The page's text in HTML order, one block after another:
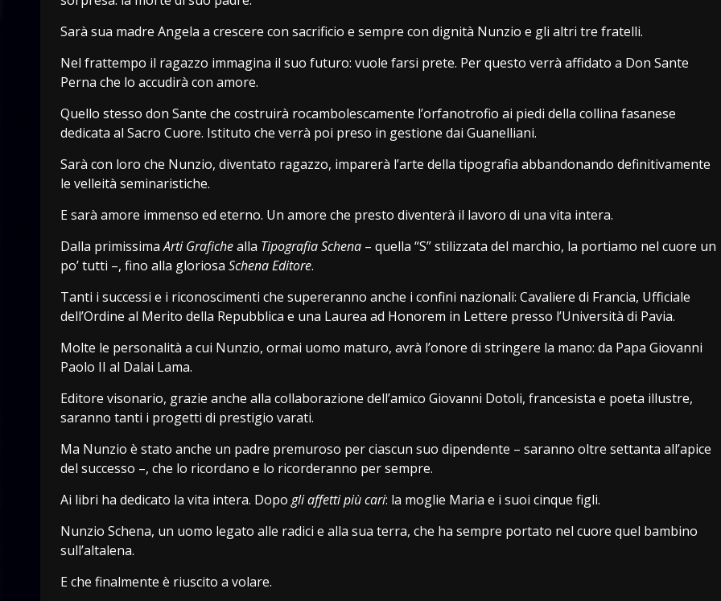
Sarà sua madre Angela a crescere con sacrificio e sempre con dignità Nunzio e gli altri tre fratelli.
Nel frattempo il ragazzo immagina il suo futuro: vuole farsi prete. Per questo verrà affidato a Don Sante
Perna che lo accudirà con amore.
Quello stesso don Sante che costruirà rocambolescamente l’orfanotrofio ai piedi della collina fasanese
dedicata al Sacro Cuore. Istituto che verrà poi preso in gestione dai Guanelliani.
Sarà con loro che Nunzio, diventato ragazzo, imparerà l’arte della tipografia abbandonando definitivamente
le velleità seminaristiche.
E sarà amore immenso ed eterno. Un amore che presto diventerà il lavoro di una vita intera.
Dalla primissimaArti Grafichealla Tipografia Schena – quella “S” stilizzata del marchio, la portiamo nel cuore un
po’ tutti –, fino alla gloriosa Schena Editore.
Tanti i successi e i riconoscimenti che supereranno anche i confini nazionali: Cavaliere di Francia, Ufficiale
dell’Ordine al Merito della Repubblica e una Laurea ad Honorem in Lettere presso l’Università di Pavia.
Molte le personalità a cui Nunzio, ormai uomo maturo, avrà l’onore di stringere la mano: da Papa Giovanni
Paolo II al Dalai Lama.
Editore visonario, grazie anche alla collaborazione dell’amico Giovanni Dotoli, francesista e poeta illustre,
saranno tanti i progetti di prestigio varati.
Ma Nunzio è stato anche un padre premuroso per ciascun suo dipendente – saranno oltre settanta all’apice
del successo –, che lo ricordano e lo ricorderanno per sempre.
Ai libri ha dedicato la vita intera. Dopo gli affetti più cari: la moglie Maria e i suoi cinque figli.
Nunzio Schena, un uomo legato alle radici e alla sua terra, che ha sempre portato nel cuore quel bambino
sull’altalena.
E che finalmente è riuscito a volare.